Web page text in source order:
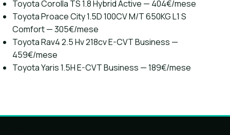
Toyota Corolla TS 1.8 Hybrid Active — 404€/mese
Toyota Proace City 1.5D 100CV M/T 650KG L1 S
Comfort — 305€/mese
Toyota Rav4 2.5 Hv 218cv E-CVT Business —
459€/mese
Toyota Yaris 1.5H E-CVT Business — 189€/mese